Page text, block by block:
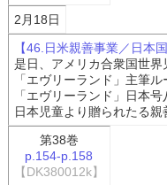
2月18日
【46.日米親善事業／日本
是日、アメリカ合衆国世
「エヴリーランド」主筆
「エヴリーランド」日本号
日本児童より贈られたる親
第38巻
p.154-p.158
【DK380012k】